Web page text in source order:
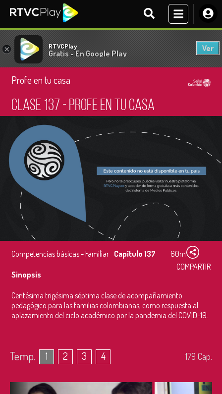
× RTVCPlay
Gratis - En Google Play
Ver
Profe en tu casa
Clase 137 - Profe en tu casa
Competencias básicas - Familiar Capítulo 137
60m
COMPARTIR
Sinopsis
Centésima trigésima séptima clase de acompañamiento
pedagógico para las familias colombianas, como respuesta al
aplazamiento del ciclo académico por la pandemia del COVID-19.
Temp. 1 2 3 4 179 Cap.